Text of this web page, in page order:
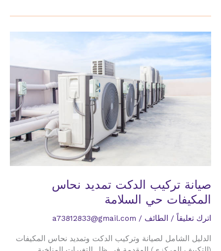
نحاس
المكيفات
حي
شبرا
صيانة تركيب الدكت تمديد نحاس
المكيفات حي السلامة
اترك تعليقاً / الطائف /
a73812833@gmail.com
الدليل الشامل لصيانة وتركيب الدكت وتمديد نحاس المكيفات